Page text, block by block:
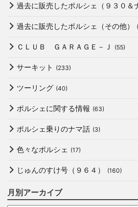
過去に販売したポルシェ（９３０＆
過去に販売したポルシェ（その他）
ＣＬＵＢ ＧＡＲＡＧＥ－Ｊ (55)
サーキット (233)
ツーリング (40)
ポルシェに関する情報 (63)
ポルシェ乗りのナマ話 (3)
色々なポルシェ (17)
じゅんのすけ号（９６４） (160)
月別アーカイブ